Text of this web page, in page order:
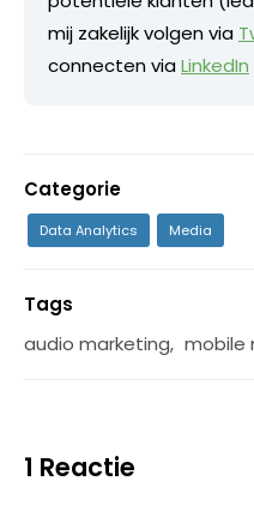
mij zakelijk volgen via
connecten viaLinkedIn
Categorie
Data Analytics Media
Tags
audio marketing, mobile
1 Reactie